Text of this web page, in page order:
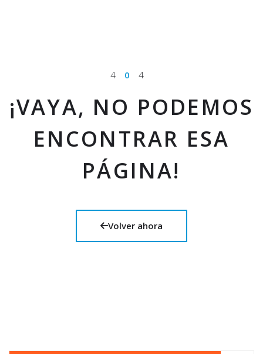
4 0 4
¡VAYA, NO PODEMOS
ENCONTRAR ESA
PÁGINA!
Volver ahora